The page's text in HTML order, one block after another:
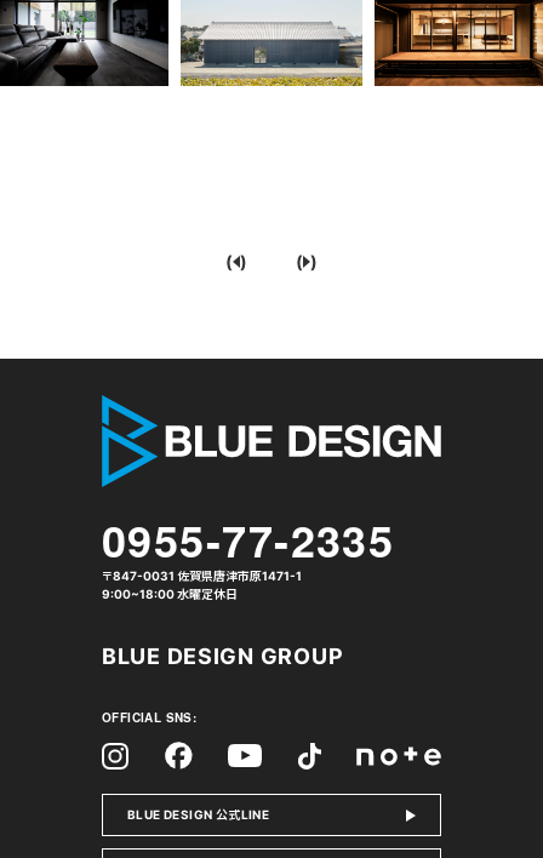
( ) ( )
0955-77-2335
〒847-0031 佐賀県唐津市原1471-1
9:00~18:00 水曜定休日
BLUE DESIGN GROUP
OFFICIAL SNS:
InstagramFacebookYouTubeTiktok
BLUE DESIGN 公式LINE